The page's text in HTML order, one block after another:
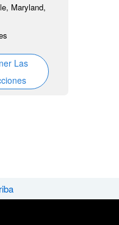
Maryland,
Las